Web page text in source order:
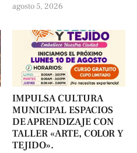
agosto 5, 2026
IMPULSA CULTURA
MUNICIPAL ESPACIOS
DE APRENDIZAJE CON
TALLER «ARTE, COLOR Y
TEJIDO».